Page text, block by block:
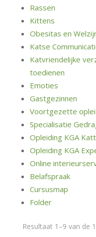
Rassen
Kittens
Obesitas en
Katse
Katvriendelijke
toedienen
Emoties
Gastgezinnen
Voortgezette
Specialisatie
Opleiding KGA
Opleiding KGA
Online
Belafspraak
Cursusmap
Folder
Resultaat 1–9 van de